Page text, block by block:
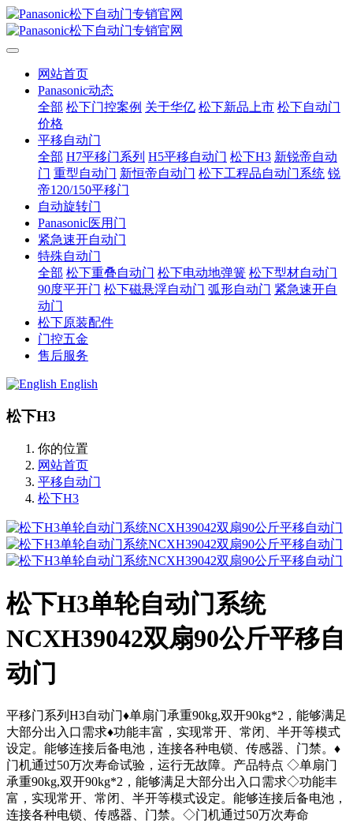
网站首页
Panasonic动态
全部 松下门控案例 关于华亿 松下新品上市 松下自动门
价格
平移自动门
全部 H7平移门系列 H5平移自动门 松下H3 新锐帝自动
门 重型自动门 新恒帝自动门 松下工程品自动门系统 锐
帝120/150平移门
自动旋转门
Panasonic医用门
紧急速开自动门
特殊自动门
全部 松下重叠自动门 松下电动地弹簧 松下型材自动门
90度平开门 松下磁悬浮自动门 弧形自动门 紧急速开自
动门
松下原装配件
门控五金
售后服务
English
松下H3
你的位置
网站首页
平移自动门
松下H3
松下H3单轮自动门系统
NCXH39042双扇90公斤平移自
动门
平移门系列H3自动门♦单扇门承重90kg,双开90kg*2，能够满足
大部分出入口需求♦功能丰富，实现常开、常闭、半开等模式
设定。能够连接后备电池，连接各种电锁、传感器、门禁。♦
门机通过50万次寿命试验，运行无故障。产品特点 ◇单扇门
承重90kg,双开90kg*2，能够满足大部分出入口需求◇功能丰
富，实现常开、常闭、半开等模式设定。能够连接后备电池，
连接各种电锁、传感器、门禁。◇门机通过50万次寿命